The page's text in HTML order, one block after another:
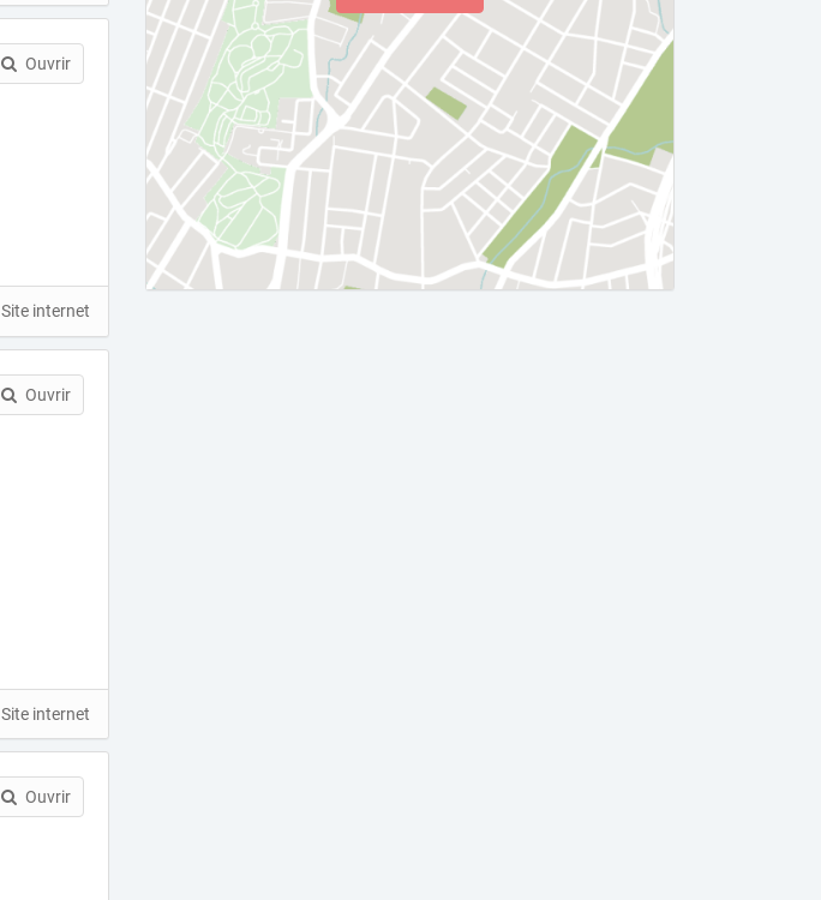
Ouvrir
Site internet
Ouvrir
Site internet
Ouvrir